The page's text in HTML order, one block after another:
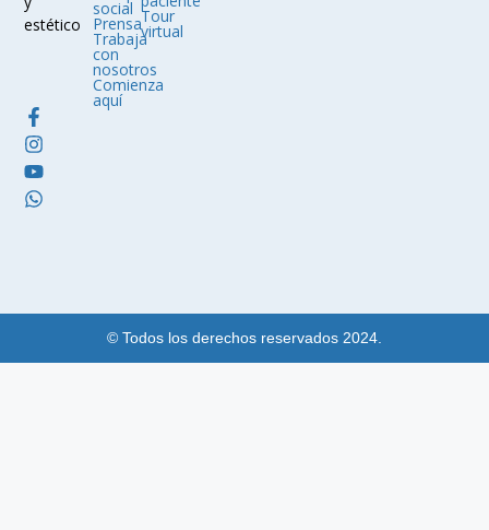
estético
Tour
virtual
social
Prensa
Trabaja
con
nosotros
Comienza
aquí
© Todos los derechos reservados 2024.